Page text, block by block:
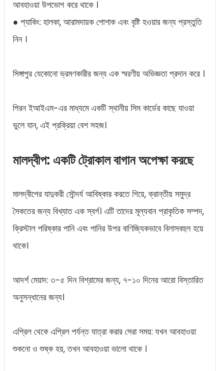
আবহাওয়া উপভোগ করে থাকে ।
● প্যাকিং: হালকা, আরামদায়ক পোশাক এবং বৃষ্টি হওয়ার জন্য প্রস্তুতি
নিন ।
সিঙ্গাপুর যেকোনো ভ্রমণকারীর জন্য এক স্মরণীয় অভিজ্ঞতা প্রদান করে ।
পিরন ইআইএম-এর মাধ্যমে একটি স্থানীয় সিম কার্ডের কাছে যাওয়া
ভুলে যান, এই প্রক্রিয়া বেশ সহজ।
মালদ্বীপ: একটি ট্রোকাল বাগান অপেক্ষা করছে
মালদ্বীপের যাদুকরী সৌন্দর্য আবিষ্কার করতে গিয়ে, ক্রান্তীয় সমুদ্র
সৈকতের জন্য বিখ্যাত এক স্বর্গ। এটি তাদের মূল্যবান প্রাকৃতিক সম্পদ,
ক্রিস্টাল পরিষ্কার পানি এবং পানির উপর বাণিজ্যিকভাবে বিলাসবহুল হয়ে
থাকে।
আদর্শ মেয়াদ: ৩-৫ দিন বিশ্রামের জন্য, ৭-১০ দিনের আরো বিস্তারিত
অনুসন্ধানের জন্য।
এপ্রিল থেকে এপ্রিল পর্যন্ত যাত্রা করার সেরা সময়: যখন আবহাওয়া
শুকনো ও শুষ্ক হয়, তখন আবহাওয়া ভালো থাকে ।